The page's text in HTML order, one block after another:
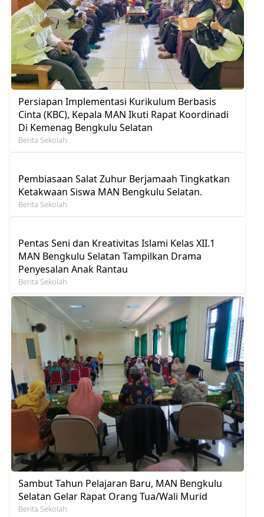
Persiapan Implementasi Kurikulum Berbasis
Cinta (KBC), Kepala MAN Ikuti Rapat Koordinadi
Di Kemenag Bengkulu Selatan
Berita Sekolah
Pembiasaan Salat Zuhur Berjamaah Tingkatkan
Ketakwaan Siswa MAN Bengkulu Selatan.
Berita Sekolah
Pentas Seni dan Kreativitas Islami Kelas XII.1
MAN Bengkulu Selatan Tampilkan Drama
Penyesalan Anak Rantau
Berita Sekolah
Sambut Tahun Pelajaran Baru, MAN Bengkulu
Selatan Gelar Rapat Orang Tua/Wali Murid
Berita Sekolah